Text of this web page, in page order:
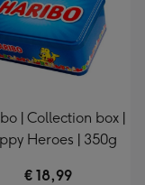
| Collection box |
Heroes | 350g
€ 18,99